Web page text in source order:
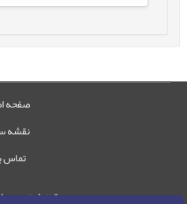
صفحه
نقشه
تماس
حقوق این